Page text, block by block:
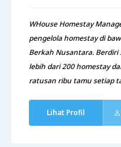
WHouse Homestay
pengelola homestay di
Berkah Nusantara. Berdiri
lebih dari 200 homestay
ratusan ribu tamu setiap
Lihat Profil